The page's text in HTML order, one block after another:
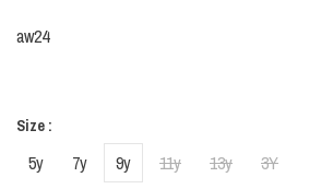
aw24
Size :
5y 7y 9y 11y 13y 3Y